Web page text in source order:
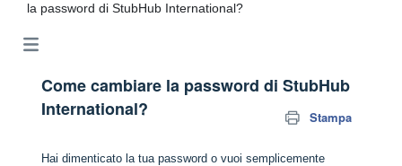
la password di StubHub International?
Come cambiare la password di StubHub
International?
Stampa
Hai dimenticato la tua password o vuoi semplicemente